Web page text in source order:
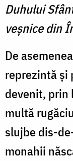
Duhului
veşnice din
De
reprezintă şi
devenit, prin
multă
slujbe dis-
monahii